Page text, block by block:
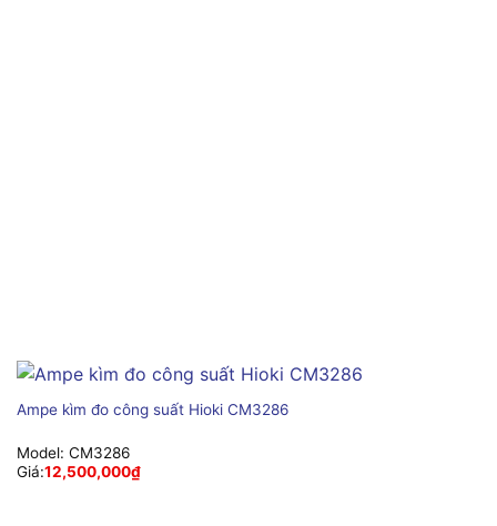
Ampe kìm đo công suất Hioki CM3286
Model: CM3286
Giá:12,500,000₫